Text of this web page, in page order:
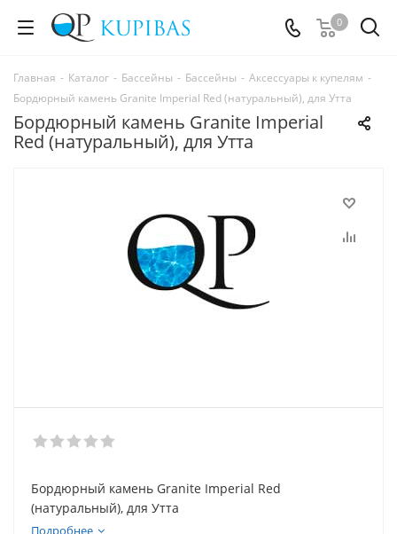
0
Главная - Каталог - Бассейны - Бассейны - Аксессуары к купелям -
Бордюрный камень Granite Imperial Red (натуральный), для Утта
Бордюрный камень Granite Imperial
Red (натуральный), для Утта
Бордюрный камень Granite Imperial Red
(натуральный), для Утта
Подробнее